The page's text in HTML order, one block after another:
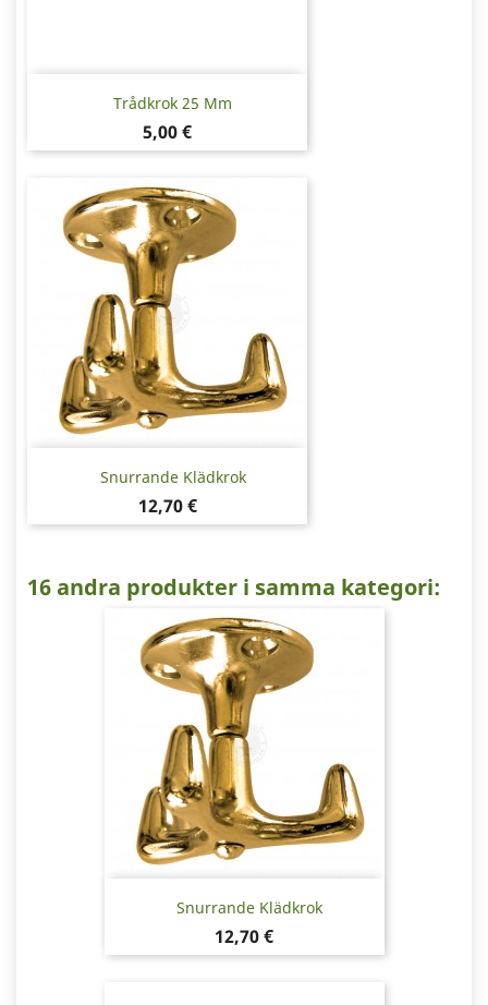
Trådkrok 25 Mm
Pris
5,00 €
Snurrande Klädkrok
Pris
12,70 €
16 andra produkter i samma kategori:
Snurrande Klädkrok
Pris
12,70 €